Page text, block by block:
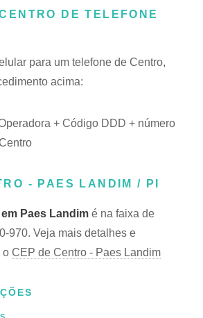
DE TELEFONE
para um telefone de Centro,
acima:
+ Código DDD + número
- PAES LANDIM / PI
Paes Landim é na faixa de
970. Veja mais detalhes e
o CEP de Centro - Paes Landim